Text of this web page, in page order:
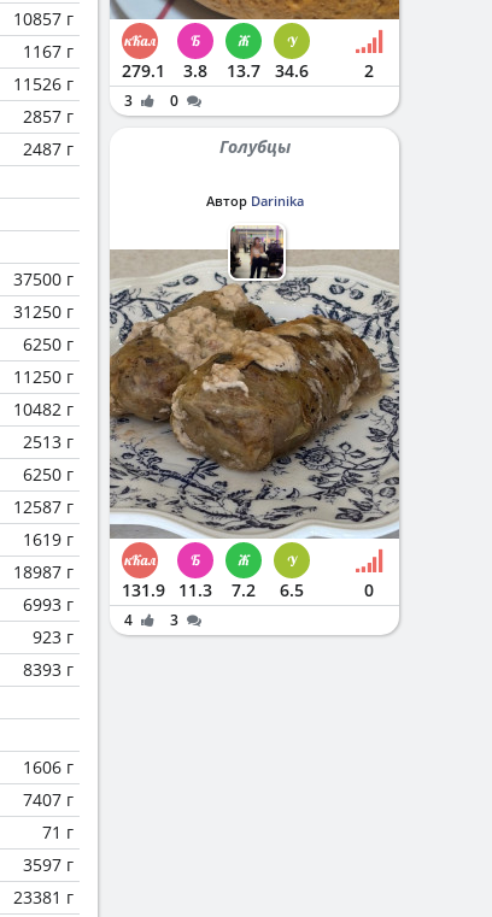
10857 г
1167 г
11526 г
2857 г
2487 г
37500 г
31250 г
6250 г
11250 г
10482 г
2513 г
6250 г
12587 г
1619 г
18987 г
6993 г
923 г
8393 г
1606 г
7407 г
71 г
3597 г
23381 г
279.1 3.8 13.7 34.6 2
3 0
Голубцы
Автор Darinika
131.9 11.3 7.2 6.5 0
4 3